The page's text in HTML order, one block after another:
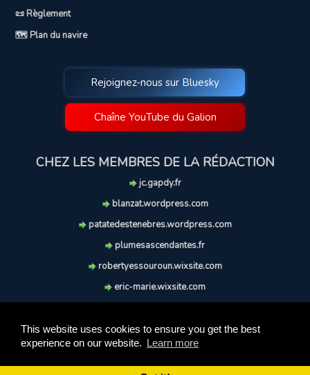
This website uses cookies to ensure you get the best
experience on our website. Learn more
📜 Règlement
🗺️ Plan du navire
Rejoignez-nous sur Bluesky
Chaîne YouTube du Galion
CHEZ LES MEMBRES DE LA RÉDACTION
jc.gapdy.fr
blanzat.wordpress.com
patatedestenebres.wordpress.com
plumesascendantes.fr
robertyessouroun.wixsite.com
eric-marie.wixsite.com
soufflereve.blogspot.com
Ce site est réalisé et maintenu avec coeur et passion.